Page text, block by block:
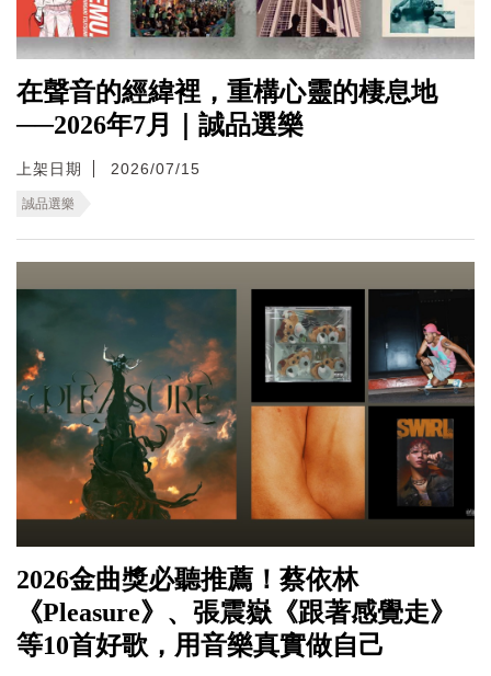
在聲音的經緯裡，重構心靈的棲息地
──2026年7月｜誠品選樂
上架日期 2026/07/15
誠品選樂
2026金曲獎必聽推薦！蔡依林
《Pleasure》、張震嶽《跟著感覺走》
等10首好歌，用音樂真實做自己